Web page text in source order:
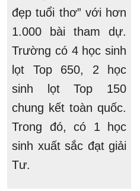
đẹp tuổi thơ” với hơn
1.000 bài tham dự.
Trường có 4 học sinh
lọt Top 650, 2 học
sinh lọt Top 150
chung kết toàn quốc.
Trong đó, có 1 học
sinh xuất sắc đạt giải
Tư.